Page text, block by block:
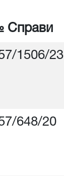
Справи
1506/23
648/20